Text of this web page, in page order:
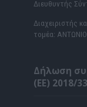
Διευθυντής
Διαχειριστής
τομέα:
Δήλωση
(ΕΕ) 2018/